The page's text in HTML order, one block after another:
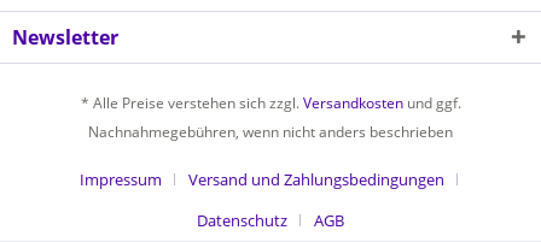
Newsletter
* Alle Preise verstehen sich zzgl.Versandkostenund ggf.
Nachnahmegebühren, wenn nicht anders beschrieben
Impressum
Versand und Zahlungsbedingungen
Datenschutz
AGB